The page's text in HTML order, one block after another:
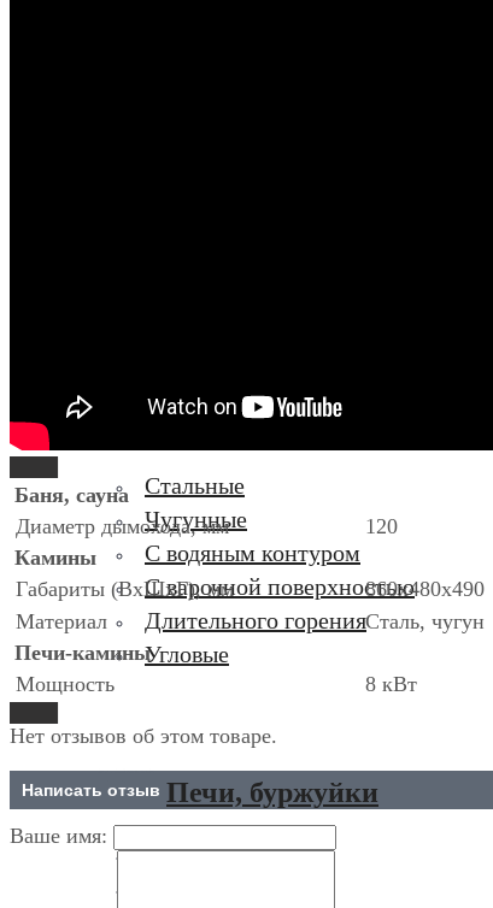
Печи-камины
Стальные
Чугунные
С водяным контуром
С варочной поверхностью
Длительного горения
Угловые
Печи, буржуйки
Без стекла
Баня, сауна
Диаметр дымохода, мм
120
Камины
Габариты (ВхШхГ), мм
860х480х490
Материал
Сталь, чугун
Печи-камины
Мощность
8 кВт
Нет отзывов об этом товаре.
Написать отзыв
Ваше имя: